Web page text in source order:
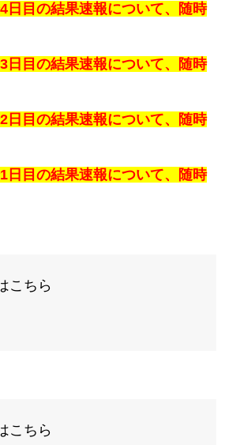
目の結果速報について、随時
目の結果速報について、随時
目の結果速報について、随時
目の結果速報について、随時
こちら
こちら